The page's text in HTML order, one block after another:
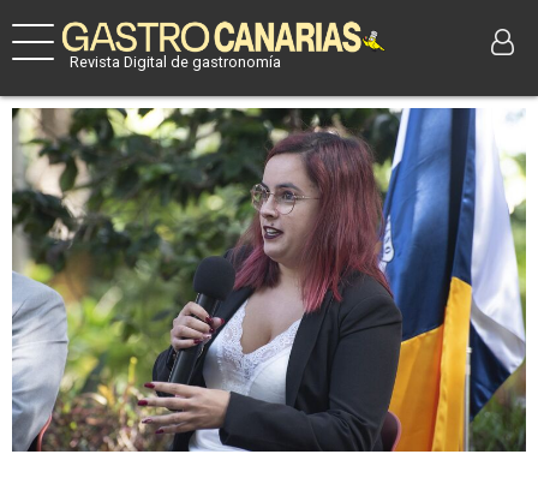
Revista Digital de gastronomía